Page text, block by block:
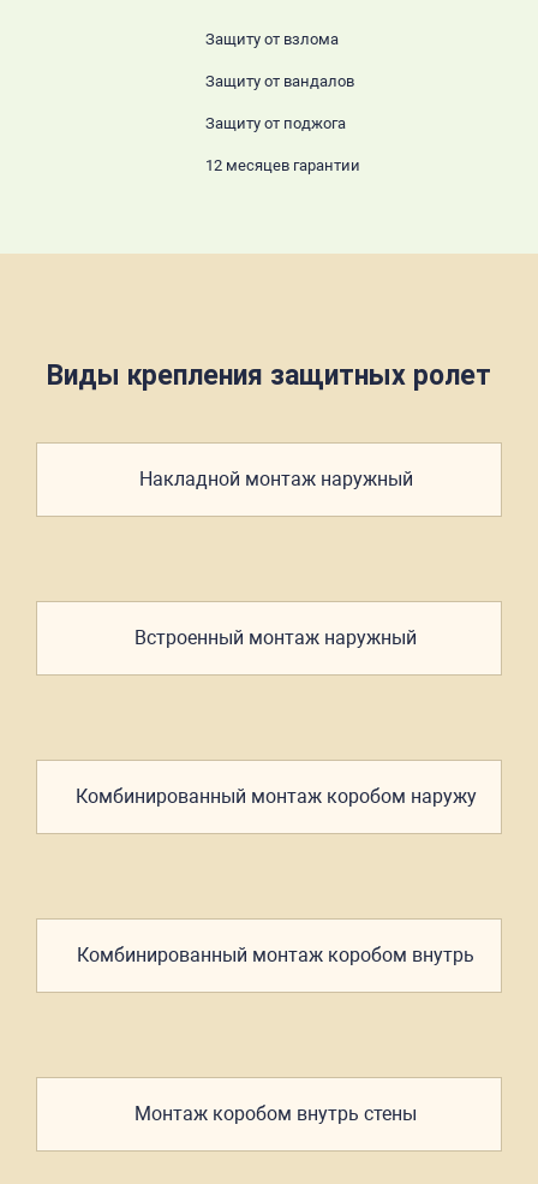
Защиту от взлома
Защиту от вандалов
Защиту от поджога
12 месяцев гарантии
Виды крепления защитных ролет
Накладной монтаж наружный
Встроенный монтаж наружный
Комбинированный монтаж коробом наружу
Комбинированный монтаж коробом внутрь
Монтаж коробом внутрь стены